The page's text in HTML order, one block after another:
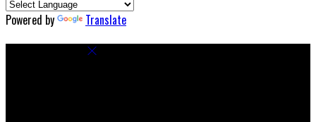
Powered by Translate